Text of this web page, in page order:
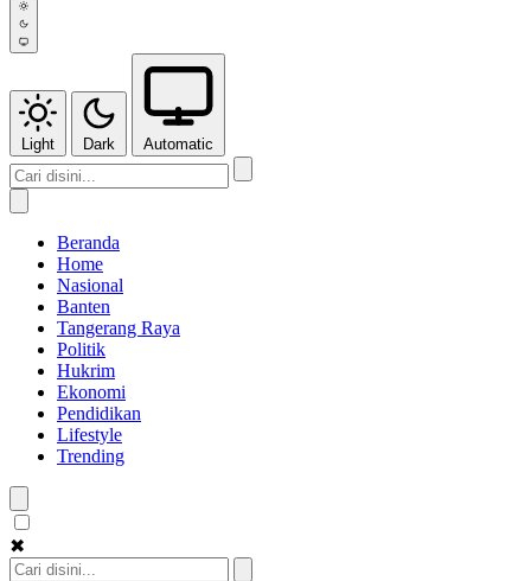
Light Dark Automatic
Beranda
Home
Nasional
Banten
Tangerang Raya
Politik
Hukrim
Ekonomi
Pendidikan
Lifestyle
Trending
✖